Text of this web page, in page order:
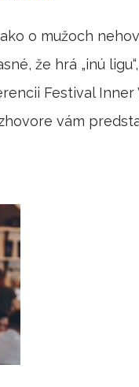
o mužoch
že hrá „inú
Festival
vám